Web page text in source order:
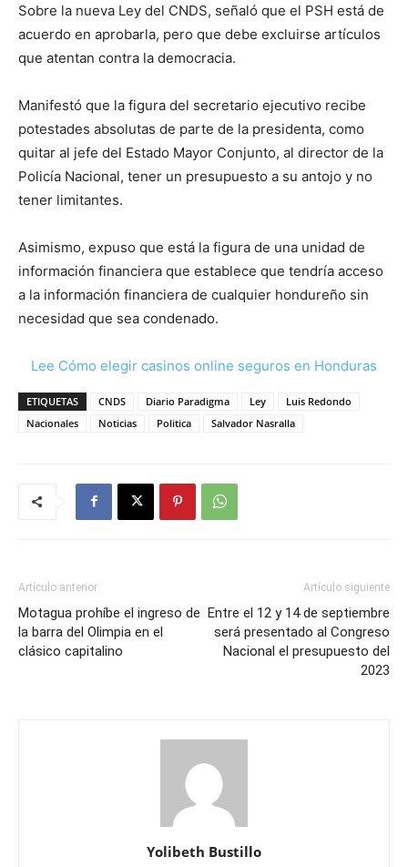
Sobre la nueva Ley del CNDS, señaló que el PSH está de
acuerdo en aprobarla, pero que debe excluirse artículos
que atentan contra la democracia.
Manifestó que la figura del secretario ejecutivo recibe
potestades absolutas de parte de la presidenta, como
quitar al jefe del Estado Mayor Conjunto, al director de la
Policía Nacional, tener un presupuesto a su antojo y no
tener limitantes.
Asimismo, expuso que está la figura de una unidad de
información financiera que establece que tendría acceso
a la información financiera de cualquier hondureño sin
necesidad que sea condenado.
Lee Cómo elegir casinos online seguros en Honduras
ETIQUETAS CNDS Diario Paradigma Ley
Luis Redondo
Nacionales
Noticias Politica Salvador Nasralla
Artículo anterior
Motagua prohíbe el ingreso de
la barra del Olimpia en el
clásico capitalino
Artículo siguiente
Entre el 12 y 14 de septiembre
será presentado al Congreso
Nacional el presupuesto del
2023
Yolibeth Bustillo